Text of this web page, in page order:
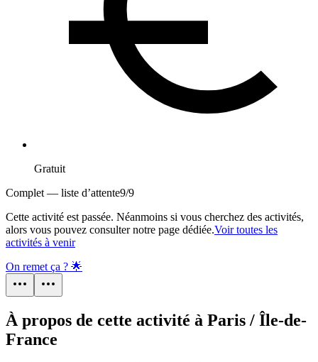
Gratuit
Complet — liste d’attente9/9
Cette activité est passée. Néanmoins si vous cherchez des activités,
alors vous pouvez consulter notre page dédiée.Voir toutes les
activités à venir
On remet ça ? 🌟
À propos de cette activité à Paris / Île-de-
France